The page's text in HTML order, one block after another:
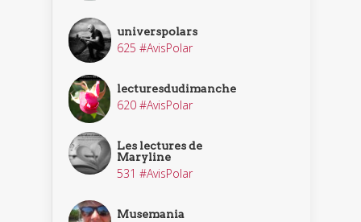
universpolars
625 #AvisPolar
lecturesdudimanche
620 #AvisPolar
Les lectures de
Maryline
531 #AvisPolar
Musemania